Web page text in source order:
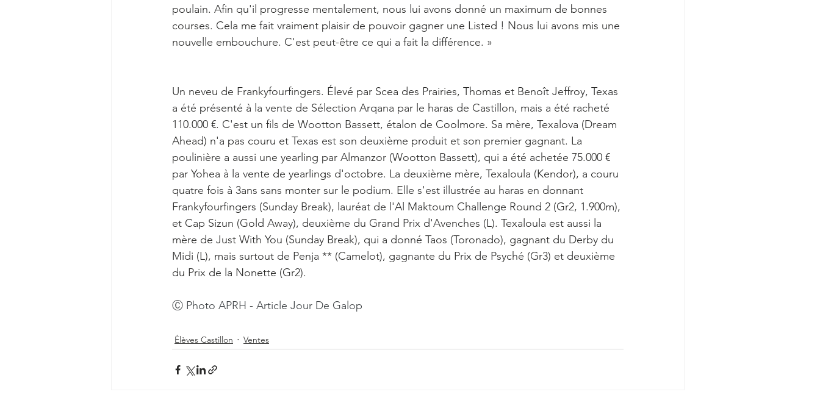
poulain. Afin qu'il progresse mentalement, nous lui avons donné un maximum de bonnes
courses. Cela me fait vraiment plaisir de pouvoir gagner une Listed ! Nous lui avons mis une
nouvelle embouchure. C'est peut-être ce qui a fait la différence. »
Un neveu de Frankyfourfingers. Élevé par Scea des Prairies, Thomas et Benoît Jeffroy, Texas
a été présenté à la vente de Sélection Arqana par le haras de Castillon, mais a été racheté
110.000 €. C'est un fils de Wootton Bassett, étalon de Coolmore. Sa mère, Texalova (Dream
Ahead) n'a pas couru et Texas est son deuxième produit et son premier gagnant. La
poulinière a aussi une yearling par Almanzor (Wootton Bassett), qui a été achetée 75.000 €
par Yohea à la vente de yearlings d'octobre. La deuxième mère, Texaloula (Kendor), a couru
quatre fois à 3ans sans monter sur le podium. Elle s'est illustrée au haras en donnant
Frankyfourfingers (Sunday Break), lauréat de l'Al Maktoum Challenge Round 2 (Gr2, 1.900m),
et Cap Sizun (Gold Away), deuxième du Grand Prix d'Avenches (L). Texaloula est aussi la
mère de Just With You (Sunday Break), qui a donné Taos (Toronado), gagnant du Derby du
Midi (L), mais surtout de Penja ** (Camelot), gagnante du Prix de Psyché (Gr3) et deuxième
du Prix de la Nonette (Gr2).
Ⓒ Photo APRH - Article Jour De Galop
Élèves Castillon Ventes